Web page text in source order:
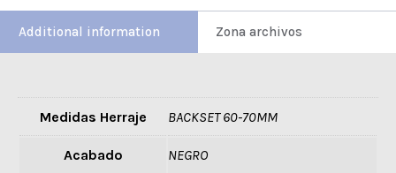
Additional information Zona archivos
Medidas Herraje BACKSET 60-70MM
Acabado NEGRO